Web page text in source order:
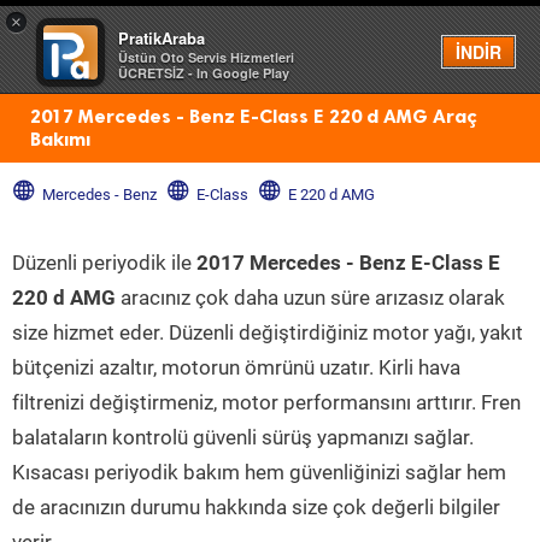
×
PratikAraba
Üstün Oto Servis Hizmetleri
ÜCRETSİZ - In Google Play
İNDİR
Menü
2017 Mercedes - Benz E-Class E 220 d AMG Araç
Bakımı
Mercedes - Benz E-Class E 220 d AMG
Düzenli periyodik ile 2017 Mercedes - Benz E-Class E
220 d AMG aracınız çok daha uzun süre arızasız olarak
size hizmet eder. Düzenli değiştirdiğiniz motor yağı, yakıt
bütçenizi azaltır, motorun ömrünü uzatır. Kirli hava
filtrenizi değiştirmeniz, motor performansını arttırır. Fren
balataların kontrolü güvenli sürüş yapmanızı sağlar.
Kısacası periyodik bakım hem güvenliğinizi sağlar hem
de aracınızın durumu hakkında size çok değerli bilgiler